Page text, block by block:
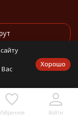
Избранное Войти
Хорошо